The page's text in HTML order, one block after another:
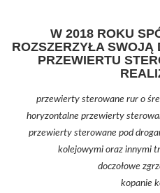
W 2018 ROKU
ROZSZERZYŁA
PRZEWIERTU
przewierty sterowane rur o
horyzontalne przewierty
przewierty sterowane pod
kolejowymi oraz innymi
doczołowe
kopanie